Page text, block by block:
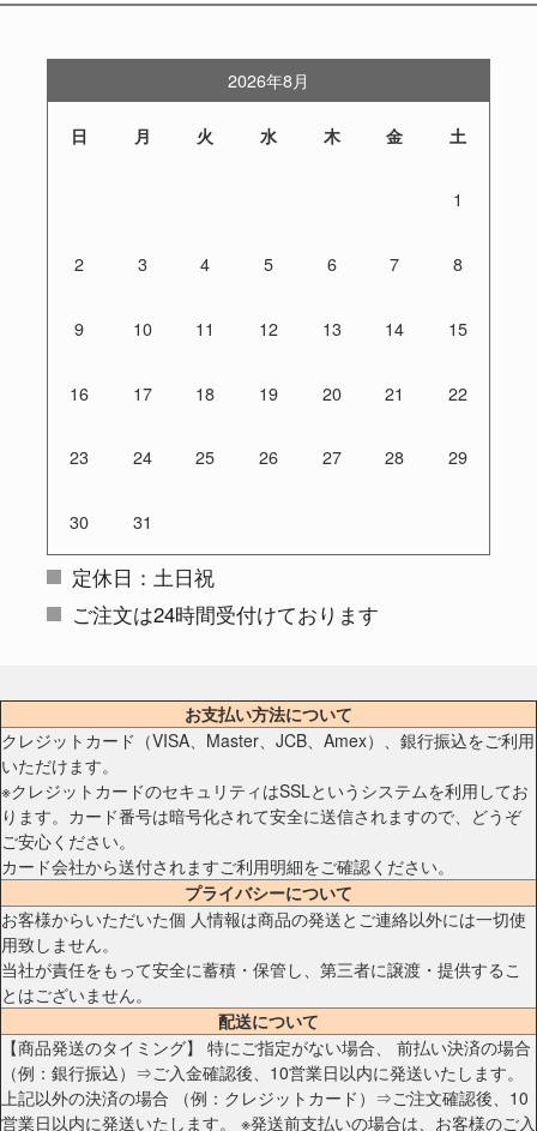
2026年8月
日 月 火 水 木 金 土
1
2 3 4 5 6 7 8
9 10 11 12 13 14 15
16 17 18 19 20 21 22
23 24 25 26 27 28 29
30 31
定休日：土日祝
ご注文は24時間受付けております
お支払い方法について
クレジットカード（VISA、Master、JCB、Amex）、銀行振込をご利用
いただけます。
※クレジットカードのセキュリティはSSLというシステムを利用してお
ります。カード番号は暗号化されて安全に送信されますので、どうぞ
ご安心ください。
カード会社から送付されますご利用明細をご確認ください。
プライバシーについて
お客様からいただいた個 人情報は商品の発送とご連絡以外には一切使
用致しません。
当社が責任をもって安全に蓄積・保管し、第三者に譲渡・提供するこ
とはございません。
配送について
【商品発送のタイミング】 特にご指定がない場合、 前払い決済の場合
（例：銀行振込）⇒ご入金確認後、10営業日以内に発送いたします。
上記以外の決済の場合 （例：クレジットカード）⇒ご注文確認後、10
営業日以内に発送いたします。 ※発送前支払いの場合は、お客様のご入